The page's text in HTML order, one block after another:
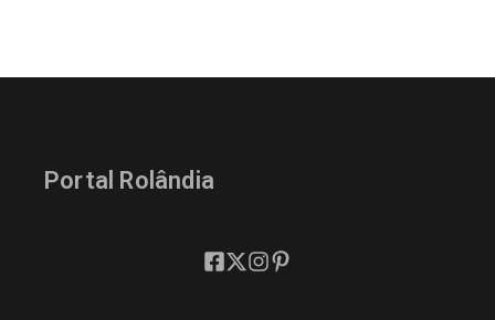
Portal Rolândia